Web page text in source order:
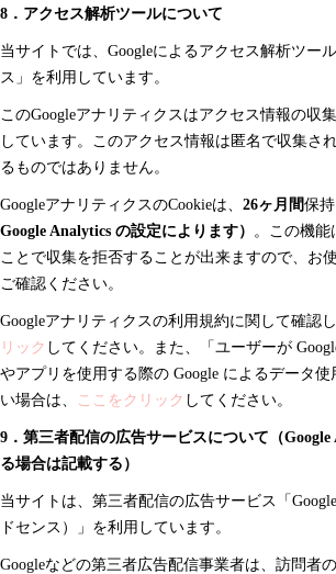
8．アクセス解析ツールについて
当サイトでは、Googleによるアクセス解析ツー
ス」を利用しています。
このGoogleアナリティクスはアクセス情報の収
しています。このアクセス情報は匿名で収集さ
るものではありません。
GoogleアナリティクスのCookieは、 26ヶ月間保
Google Analytics の設定によります） 。この機能
ことで収集を拒否することが出来ますので、お
ご確認ください。
Googleアナリティクスの利用規約に関して確認
リック してください。また、「ユーザーが
やアプリを使用する際の Google によるデータ
い場合は、
ここをクリック してください。
9．第三者配信の広告サービスについて（Google
る場合は記載する）
当サイトは、第三者配信の広告サービス「
ドセンス）」を利用しています。
Googleなどの第三者広告配信事業者は、訪問者